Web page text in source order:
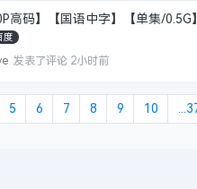
高码】【国语中字】【单集/
度
发表了评论 2小时前
5 6 7 8 9 10